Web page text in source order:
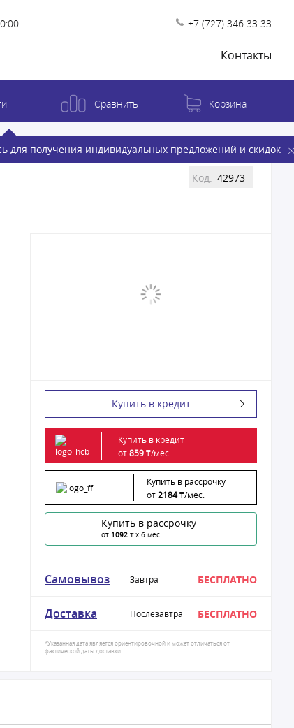
+7 (727) 346 33 33
Контакты
для получения индивидуальных предложений и скидок
Сравнить Корзина
Код: 42973
Купить в кредит
Купить в кредит
от859₸/мес.
Купить в рассрочку
от2184₸/мес.
Купить в рассрочку
от 1092 ₸ x 6 мес.
Самовывоз Завтра БЕСПЛАТНО
Доставка Послезавтра БЕСПЛАТНО
*Указанная дата является ориентировочной и может отличаться от
фактической даты доставки